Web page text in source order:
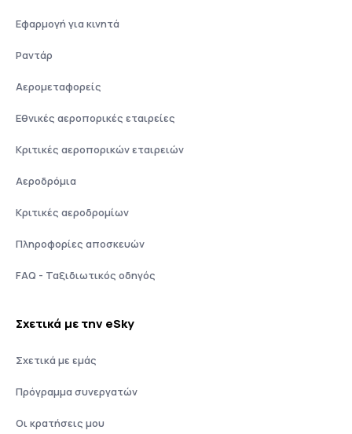
Εφαρμογή για κινητά
Ραντάρ
Αερομεταφορείς
Εθνικές αεροπορικές εταιρείες
Κριτικές αεροπορικών εταιρειών
Αεροδρόμια
Κριτικές αεροδρομίων
Πληροφορίες αποσκευών
FAQ - Ταξιδιωτικός οδηγός
Σχετικά με την eSky
Σχετικά με εμάς
Πρόγραμμα συνεργατών
Οι κρατήσεις μου